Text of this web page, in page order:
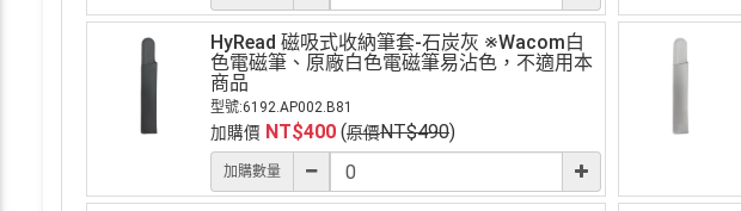
HyRead 磁吸式收納筆套-石炭灰 ※Wacom白
色電磁筆、原廠白色電磁筆易沾色，不適用本
商品
型號:6192.AP002.B81
加購價 NT$400 (原價NT$490)
加購數量